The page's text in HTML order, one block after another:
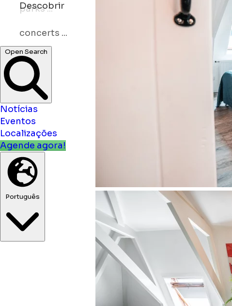
Descobrir
Notícias
Eventos
Localizações
Agende agora!
Português